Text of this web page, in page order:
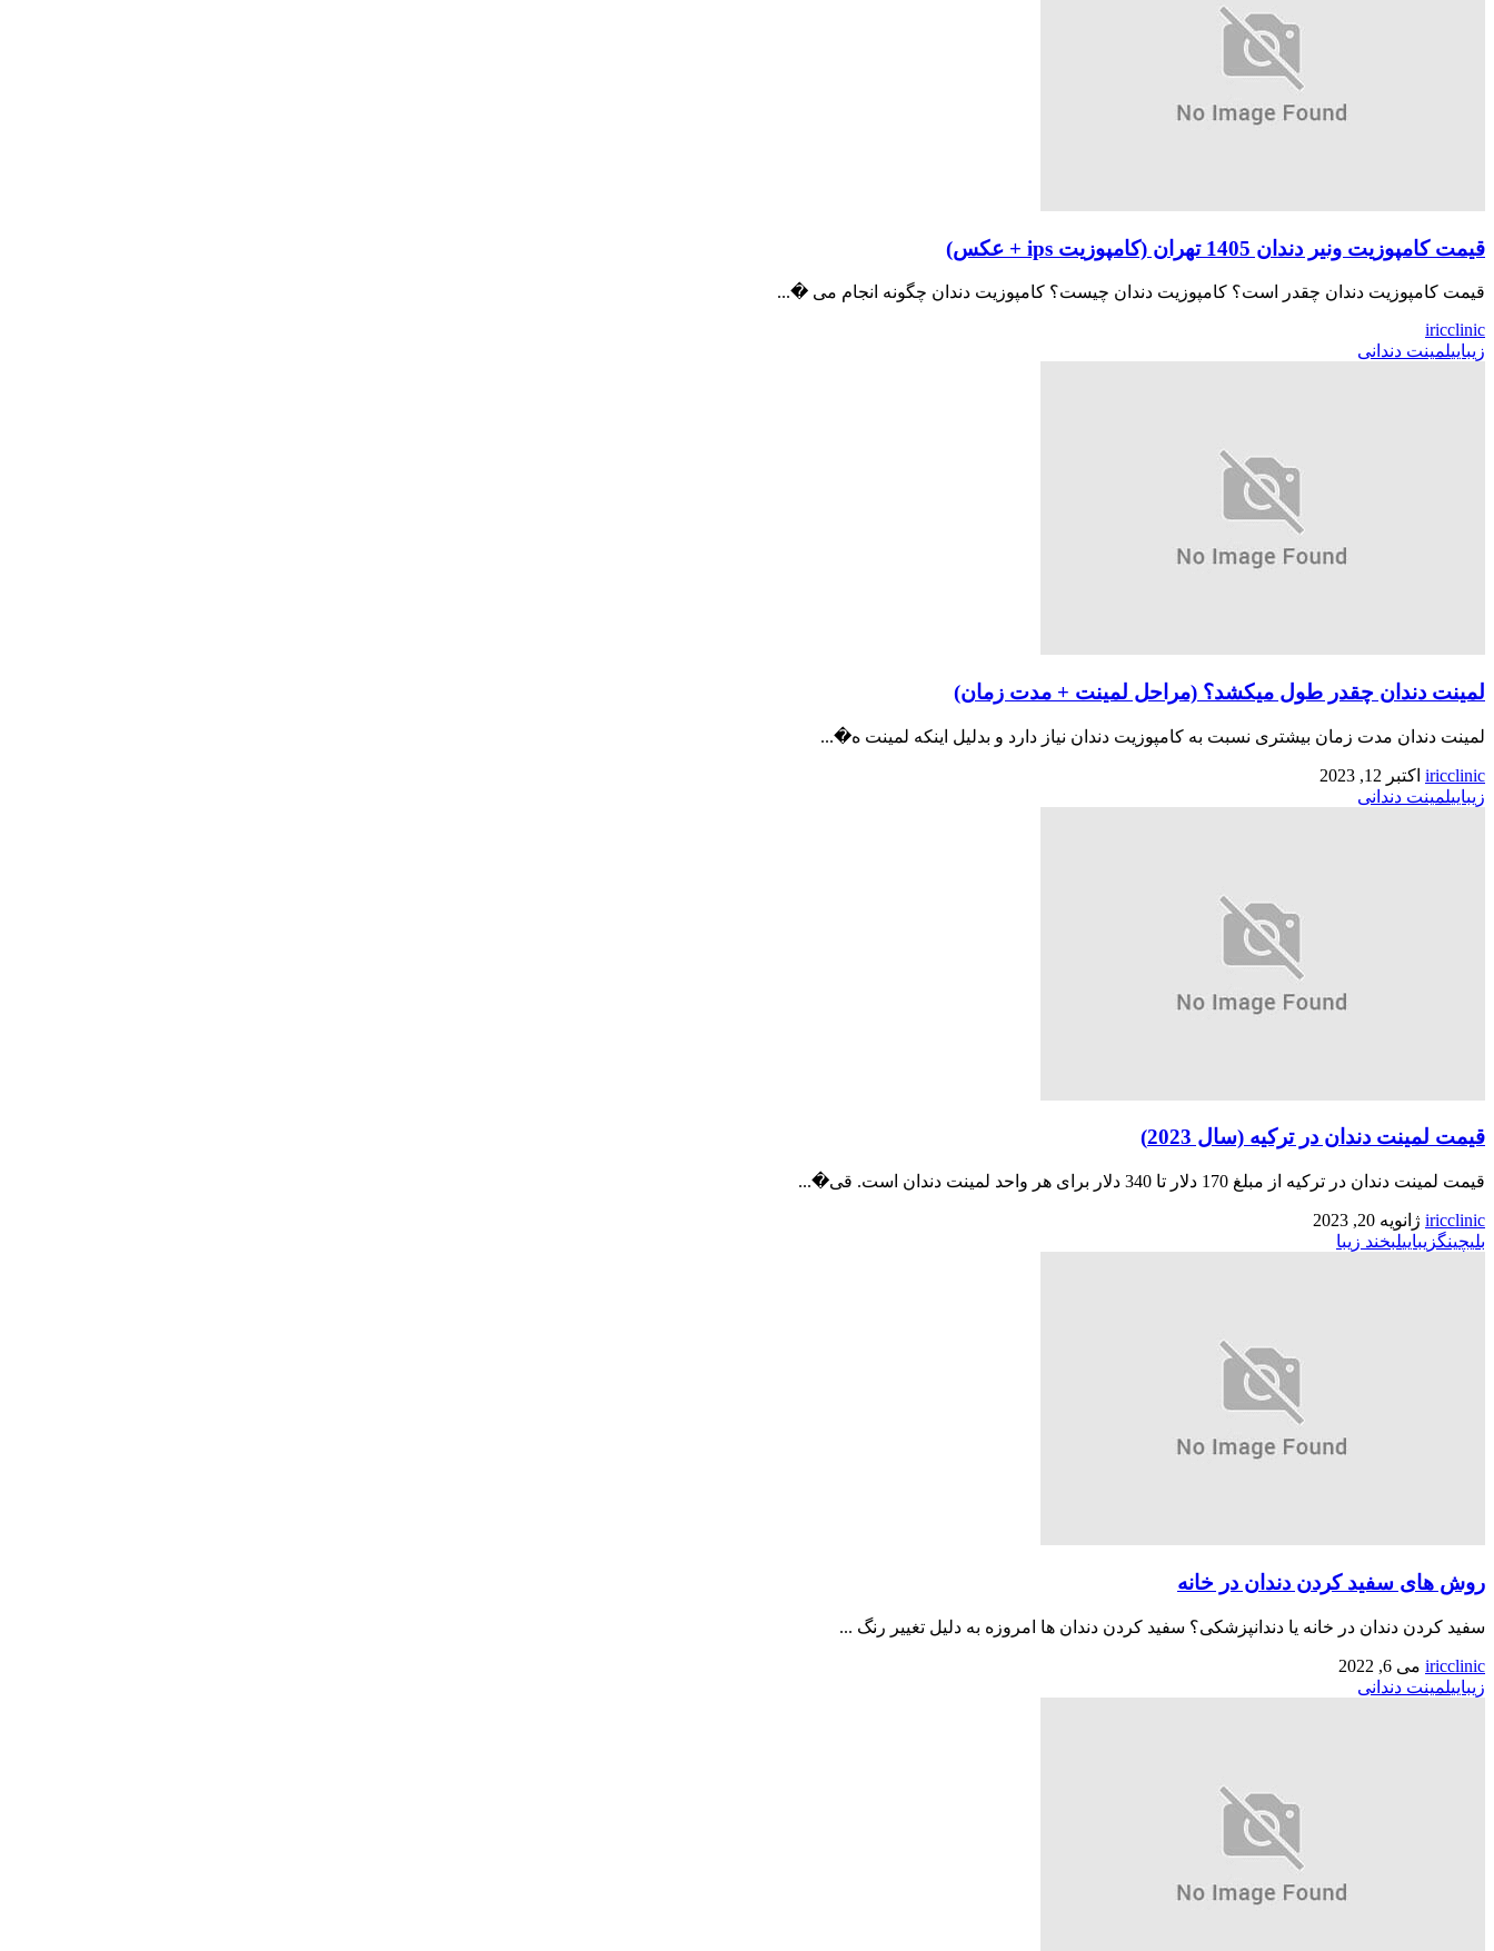
قیمت کامپوزیت ونیر دندان 1405 تهران (کامپوزیت ips + عکس)
قیمت کامپوزیت دندان چقدر است؟ کامپوزیت دندان چیست؟ کامپوزیت دندان چگونه انجام می �...
iricclinic
زیباییلمینت دندانی
لمینت دندان چقدر طول میکشد؟ (مراحل لمینت + مدت زمان)
لمینت دندان مدت زمان بیشتری نسبت به کامپوزیت دندان نیاز دارد و بدلیل اینکه لمینت ه�...
iricclinic اکتبر 12, 2023
زیباییلمینت دندانی
قیمت لمینت دندان در ترکیه (سال 2023)
قیمت لمینت دندان در ترکیه از مبلغ 170 دلار تا 340 دلار برای هر واحد لمینت دندان است. قی�...
iricclinic ژانویه 20, 2023
بلیچینگزیباییلبخند زیبا
روش های سفید کردن دندان در خانه
سفید کردن دندان در خانه یا دندانپزشکی؟ سفید کردن دندان ها امروزه به دلیل تغییر رنگ ...
iricclinic می 6, 2022
زیباییلمینت دندانی